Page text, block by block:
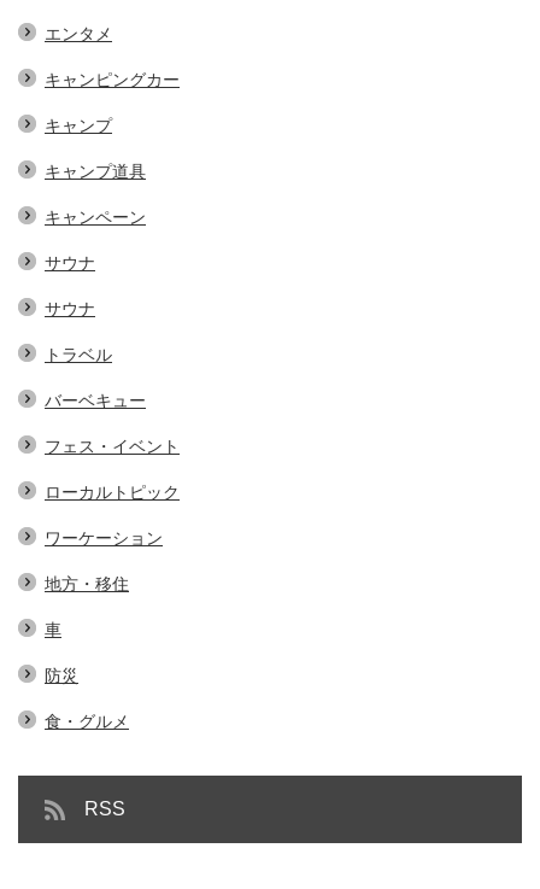
エンタメ
キャンピングカー
キャンプ
キャンプ道具
キャンペーン
サウナ
サウナ
トラベル
バーベキュー
フェス・イベント
ローカルトピック
ワーケーション
地方・移住
車
防災
食・グルメ
RSS